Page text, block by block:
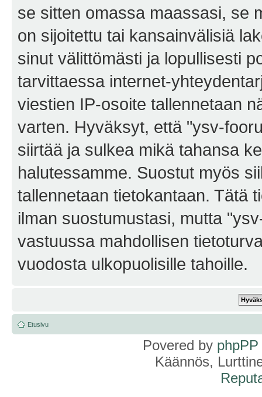
se sitten omassa maassasi, se
on sijoitettu tai kansainvälisiä
sinut välittömästi ja lopullisesti
tarvittaessa internet-
viestien IP-osoite tallennetaan
varten. Hyväksyt, että "ysv-
siirtää ja sulkea mikä tahansa
halutessamme. Suostut myös
tallennetaan tietokantaan. Tätä
ilman suostumustasi, mutta
vastuussa mahdollisen
vuodosta ulkopuolisille tahoille.
Etusivu
Povered by phpPP
Käännös,